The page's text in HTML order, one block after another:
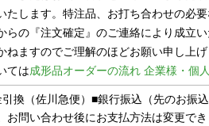
たします。特注品、お打ち合わせの必
らの『注文確定』のご連絡により成立
ねますのでご理解のほどお願い申し上
ては成形品オーダーの流れ 企業様・個
換（佐川急便）■銀行振込（先のお振
お問い合わせ後にお支払方法は変更でき